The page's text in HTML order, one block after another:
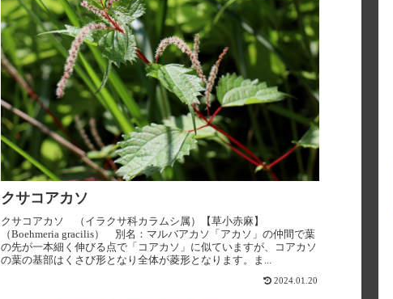
クサコアカソ
クサコアカソ （イラクサ科カラムシ属）【草小赤麻】
（Boehmeria gracilis） 別名：マルバアカソ「アカソ」の仲間で葉
の先が一本細く伸びる点で「コアカソ」に似ていますが、コアカソ
の葉の基部はくさび形となり全体が菱形となります。ま...
2024.01.20